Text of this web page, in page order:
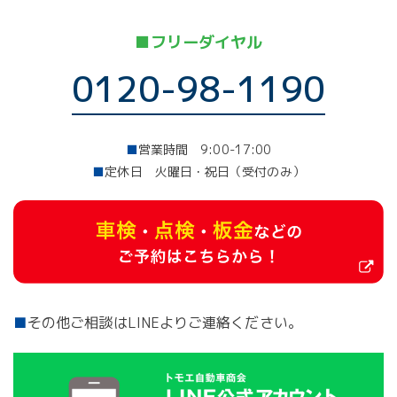
■フリーダイヤル
0120-98-1190
■営業時間 9:00-17:00
■定休日 火曜日・祝日（受付のみ）
■その他ご相談はLINEよりご連絡ください。